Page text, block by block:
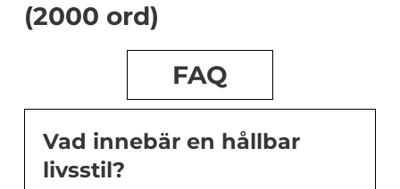
(2000 ord)
FAQ
Vad innebär en hållbar
livsstil?